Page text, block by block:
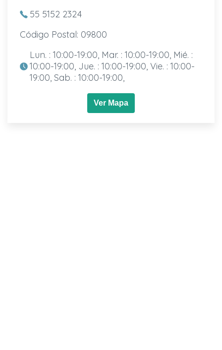
55 5152 2324
Código Postal: 09800
Lun. : 10:00-19:00, Mar. : 10:00-19:00, Mié. :
10:00-19:00, Jue. : 10:00-19:00, Vie. : 10:00-
19:00, Sab. : 10:00-19:00,
Ver Mapa